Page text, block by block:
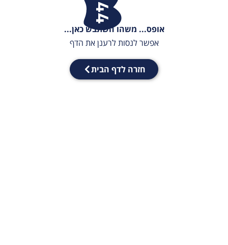
אופס... משהו השתבש כאן...
אפשר לנסות לרענן את הדף
חזרה לדף הבית